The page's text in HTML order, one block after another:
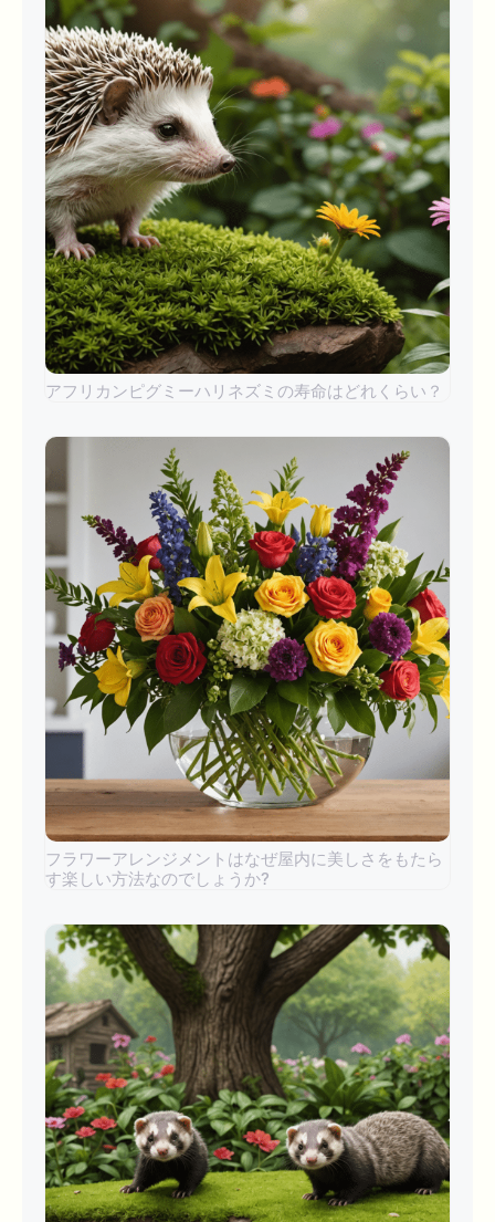
アフリカンピグミーハリネズミの寿命はどれくらい？
フラワーアレンジメントはなぜ屋内に美しさをもたら
す楽しい方法なのでしょうか?